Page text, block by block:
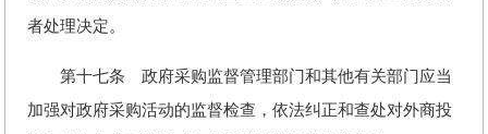
者处理决定。
第十七条 政府采购监督管理部门和其他有关部门应当
加强对政府采购活动的监督检查，依法纠正和查处对外商投